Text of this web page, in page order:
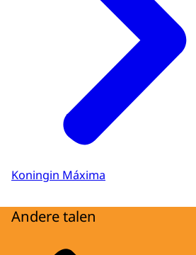
Koningin Máxima
Andere talen